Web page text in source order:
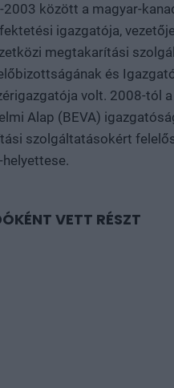
között a magyar-
igazgatója,
megtakarítási
és
volt. 2008-tól
Alap (BEVA)
szolgáltatásokért
VETT RÉSZT